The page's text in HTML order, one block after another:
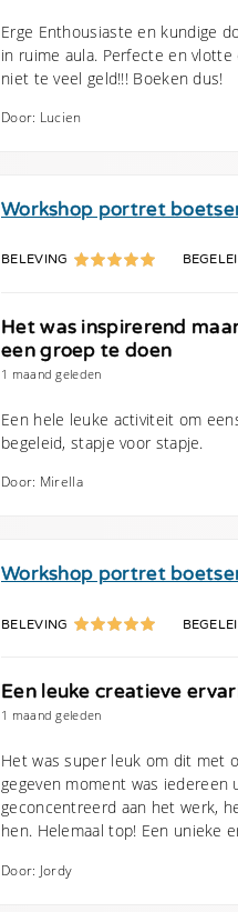
Erge Enthousiaste en kundige
in ruime aula. Perfecte en
niet te veel geld!!! Boeken dus!
Door: Lucien
Workshop portret
BELEVING
Het was inspirerend
een groep te doen
1 maand geleden
Een hele leuke activiteit om
begeleid, stapje voor stapje.
Door: Mirella
Workshop portret
BELEVING
Een leuke creatieve
1 maand geleden
Het was super leuk om dit met
gegeven moment was
geconcentreerd aan het werk,
hen. Helemaal top! Een unieke
Door: Jordy